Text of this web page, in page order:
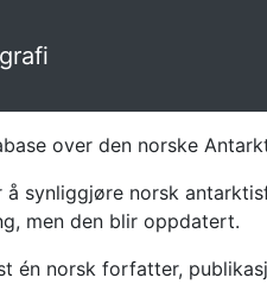
over den norske
synliggjøre norsk
men den blir oppdatert.
én norsk forfatter,